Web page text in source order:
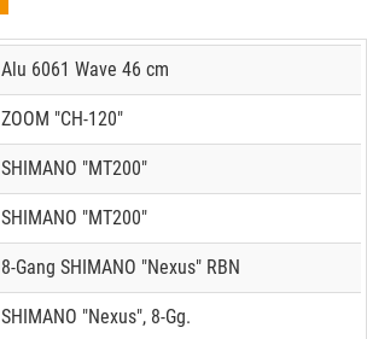
Alu 6061 Wave 46 cm
ZOOM "CH-120"
SHIMANO "MT200"
SHIMANO "MT200"
8-Gang SHIMANO "Nexus" RBN
SHIMANO "Nexus", 8-Gg.